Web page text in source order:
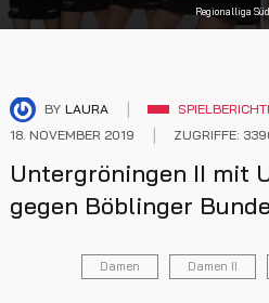
Regionalliga
BY LAURA
18. NOVEMBER 2019
ZUGRIFFE:
Untergröningen II mit
gegen Böblinger
Damen Damen II